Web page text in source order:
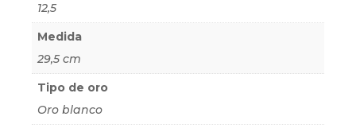
12,5
Medida
29,5 cm
Tipo de oro
Oro blanco